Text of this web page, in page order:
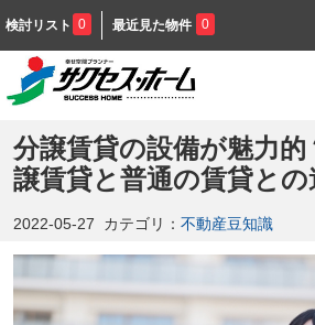
検討リスト 0 最近見た物件 0
分譲賃貸の設備が魅力
譲賃貸と普通の賃貸と
2022-05-27 カテゴリ： 不動産豆知識